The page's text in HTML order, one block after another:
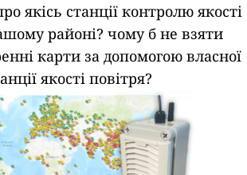
якісь станції контролю якості
районі? чому б не взяти
карти за допомогою власної
якості повітря?